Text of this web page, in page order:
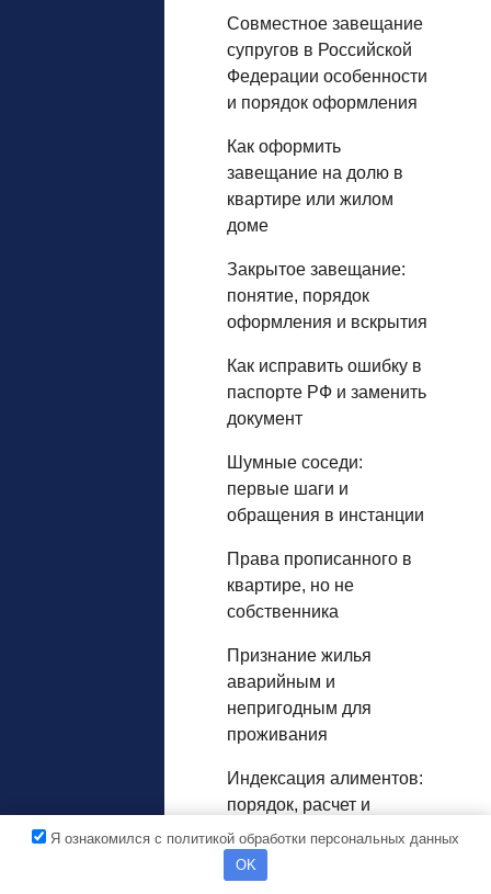
Совместное завещание
супругов в Российской
Федерации особенности
и порядок оформления
Как оформить
завещание на долю в
квартире или жилом
доме
Закрытое завещание:
понятие, порядок
оформления и вскрытия
Как исправить ошибку в
паспорте РФ и заменить
документ
Шумные соседи:
первые шаги и
обращения в инстанции
Права прописанного в
квартире, но не
собственника
Признание жилья
аварийным и
непригодным для
проживания
Индексация алиментов:
порядок, расчет и
законодательство
Как самозанятому
Я ознакомился с политикой обработки персональных данных
OK